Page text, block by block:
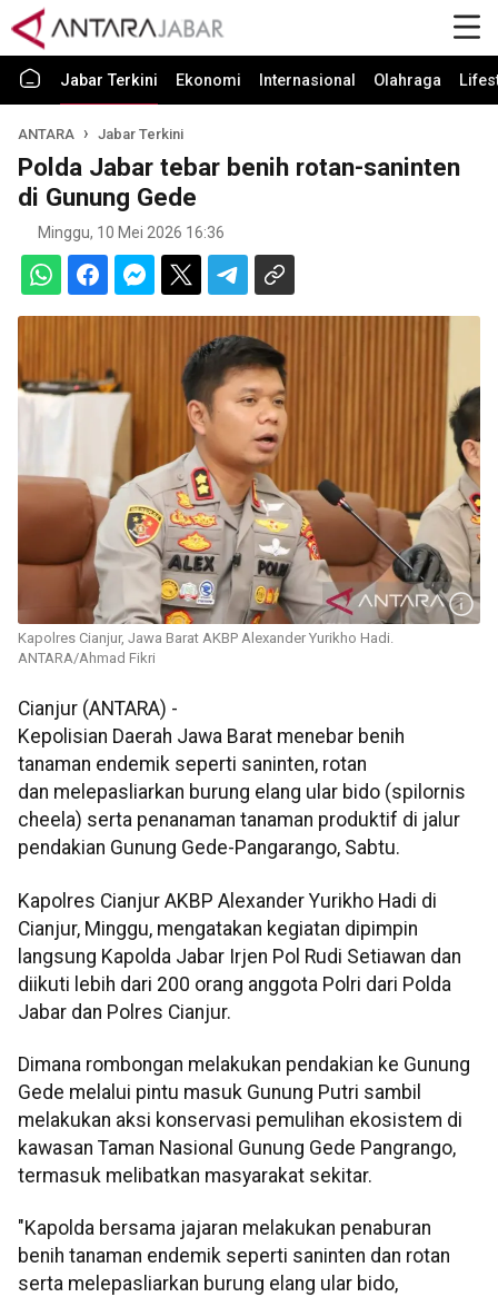
Jabar Terkini Ekonomi Internasional Olahraga
ANTARA Jabar Terkini
Polda Jabar tebar benih rotan-saninten
di Gunung Gede
Minggu, 10 Mei 2026 16:36
Kapolres Cianjur, Jawa Barat AKBP Alexander Yurikho Hadi.
ANTARA/Ahmad Fikri
Cianjur (ANTARA) -
Kepolisian Daerah Jawa Barat menebar benih
tanaman endemik seperti saninten, rotan
dan melepasliarkan burung elang ular bido (spilornis
cheela) serta penanaman tanaman produktif di jalur
pendakian Gunung Gede-Pangarango, Sabtu.
Kapolres Cianjur AKBP Alexander Yurikho Hadi di
Cianjur, Minggu, mengatakan kegiatan dipimpin
langsung Kapolda Jabar Irjen Pol Rudi Setiawan dan
diikuti lebih dari 200 orang anggota Polri dari Polda
Jabar dan Polres Cianjur.
Dimana rombongan melakukan pendakian ke Gunung
Gede melalui pintu masuk Gunung Putri sambil
melakukan aksi konservasi pemulihan ekosistem di
kawasan Taman Nasional Gunung Gede Pangrango,
termasuk melibatkan masyarakat sekitar.
"Kapolda bersama jajaran melakukan penaburan
benih tanaman endemik seperti saninten dan rotan
serta melepasliarkan burung elang ular bido,